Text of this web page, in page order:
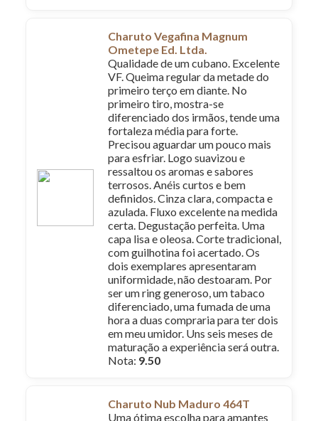
Charuto Vegafina Magnum
Ometepe Ed. Ltda.
Qualidade de um cubano. Excelente
VF. Queima regular da metade do
primeiro terço em diante. No
primeiro tiro, mostra-se
diferenciado dos irmãos, tende uma
fortaleza média para forte.
Precisou aguardar um pouco mais
para esfriar. Logo suavizou e
ressaltou os aromas e sabores
terrosos. Anéis curtos e bem
definidos. Cinza clara, compacta e
azulada. Fluxo excelente na medida
certa. Degustação perfeita. Uma
capa lisa e oleosa. Corte tradicional,
com guilhotina foi acertado. Os
dois exemplares apresentaram
uniformidade, não destoaram. Por
ser um ring generoso, um tabaco
diferenciado, uma fumada de uma
hora a duas compraria para ter dois
em meu umidor. Uns seis meses de
maturação a experiência será outra.
Nota: 9.50
Charuto Nub Maduro 464T
Uma ótima escolha para amantes